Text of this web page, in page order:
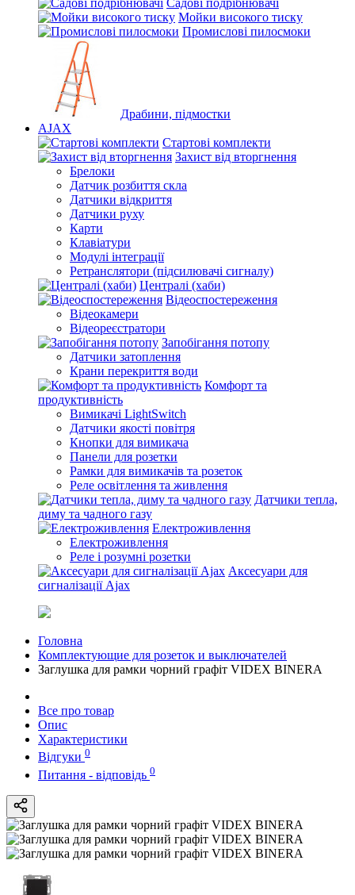
Садові подрібнювачі
Мойки високого тиску
Промислові пилосмоки
Драбини, підмостки
AJAX
Стартові комплекти
Захист від вторгнення
Брелоки
Датчик розбиття скла
Датчики відкриття
Датчики руху
Карти
Клавіатури
Модулі інтеграції
Ретранслятори (підсилювачі сигналу)
Централі (хаби)
Відеоспостереження
Відеокамери
Відеореєстратори
Запобігання потопу
Датчики затоплення
Крани перекриття води
Комфорт та
продуктивність
Вимикачі LightSwitch
Датчики якості повітря
Кнопки для вимикача
Панели для розетки
Рамки для вимикачів та розеток
Реле освітлення та живлення
Датчики тепла,
диму та чадного газу
Електроживлення
Електроживлення
Реле і розумні розетки
Аксесуари для
сигналізації Ajax
Головна
Комплектующие для розеток и выключателей
Заглушка для рамки чорний графіт VIDEX BINERA
Все про товар
Опис
Характеристики
Відгуки 0
Питання - відповідь 0